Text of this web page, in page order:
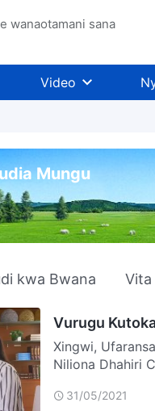
wanaotamani sana
Video
Mungu
kwa Bwana
Vurugu
Xingwi, Ufaransa Yaliyomo Huku Nikitafuta Ukweli wa Mambo ya Hakika,
Niliona Dhahiri
31/05/2021